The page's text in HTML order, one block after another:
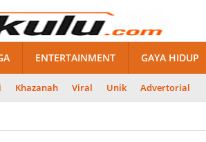
ENTERTAINMENT GAYA HIDUP
Khazanah Viral Unik Advertorial